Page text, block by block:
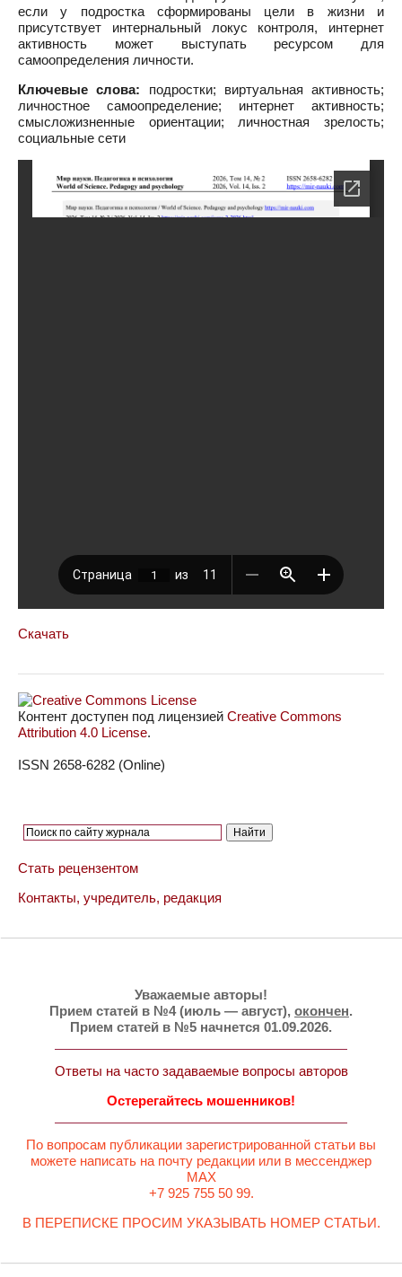
если у подростка сформированы цели в жизни и
присутствует интернальный локус контроля, интернет
активность может выступать ресурсом для
самоопределения личности.
Ключевые слова: подростки; виртуальная активность;
личностное самоопределение; интернет активность;
смысложизненные ориентации; личностная зрелость;
социальные сети
Скачать
Контент доступен под лицензией Creative Commons
Attribution 4.0 License.
ISSN 2658-6282 (Online)
Стать рецензентом
Контакты, учредитель, редакция
Уважаемые авторы!
Прием статей в №4 (июль — август), окончен.
Прием статей в №5 начнется 01.09.2026.
Ответы на часто задаваемые вопросы авторов
Остерегайтесь мошенников!
По вопросам публикации зарегистрированной статьи вы
можете написать на почту редакции или в мессенджер
MAX
+7 925 755 50 99.
В ПЕРЕПИСКЕ ПРОСИМ УКАЗЫВАТЬ НОМЕР СТАТЬИ.